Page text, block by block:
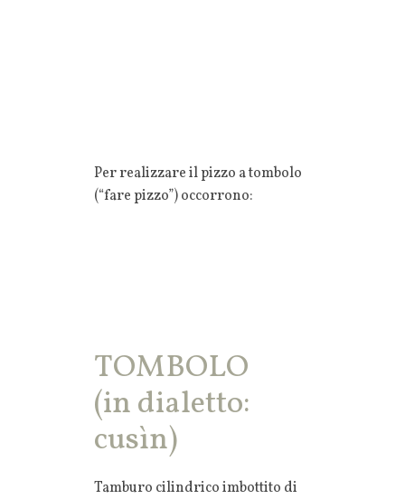
Per realizzare il pizzo a tombolo
(“fare pizzo”) occorrono:
TOMBOLO
(in dialetto:
cusìn)
Tamburo cilindrico imbottito di